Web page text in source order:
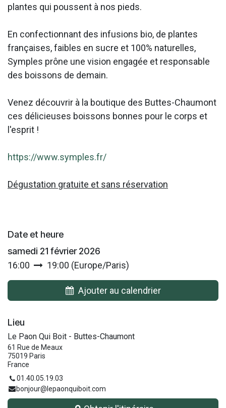
plantes qui poussent à nos pieds.
En confectionnant des infusions bio, de plantes
françaises, faibles en sucre et 100% naturelles,
Symples prône une vision engagée et responsable
des boissons de demain.
Venez découvrir à la boutique des Buttes-Chaumont
ces délicieuses boissons bonnes pour le corps et
l'esprit !
https://www.symples.fr/
Dégustation gratuite et sans réservation
Date et heure
samedi 21 février 2026
16:00
19:00 (Europe/Paris)
Ajouter au calendrier
Lieu
Le Paon Qui Boit - Buttes-Chaumont
61 Rue de Meaux
75019 Paris
France
01.40.05.19.03
bonjour@lepaonquiboit.com